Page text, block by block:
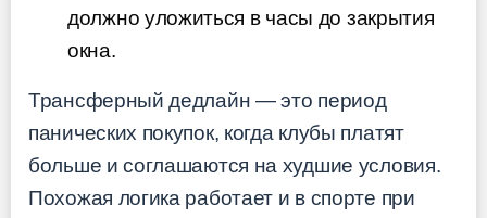
должно уложиться в часы до закрытия
окна.
Трансферный дедлайн — это период
панических покупок, когда клубы платят
больше и соглашаются на худшие условия.
Похожая логика работает и в спорте при